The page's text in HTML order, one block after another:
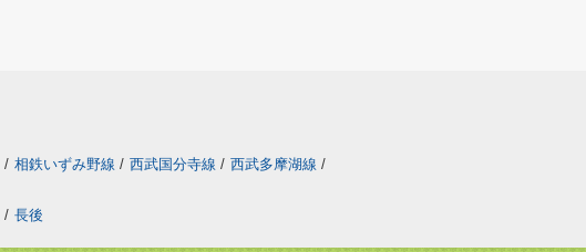
/ 相鉄いずみ野線 / 西武国分寺線 / 西武多摩湖線 /
/ 長後